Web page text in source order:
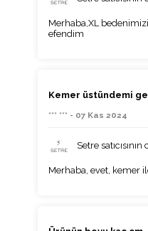
Merhaba,XL
efendim
Kemer üstündemi
*** *** - 07 Kas 2024
Setre satıcısının
Merhaba, evet, kemer